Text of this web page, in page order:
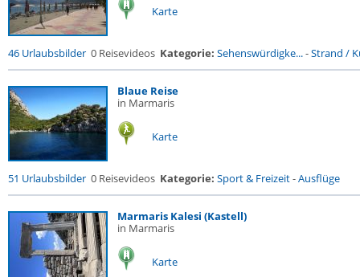
Karte
46 Urlaubsbilder 0 Reisevideos Kategorie: Sehenswürdigke...-Strand /
Blaue Reise
in Marmaris
Karte
51 Urlaubsbilder 0 Reisevideos Kategorie: Sport & Freizeit-Ausflüge
Marmaris Kalesi (Kastell)
in Marmaris
Karte